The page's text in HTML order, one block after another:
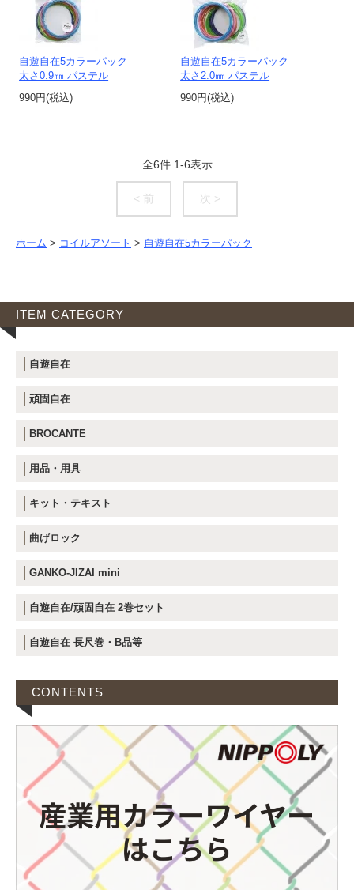
自遊自在5カラーパック
太さ0.9㎜ パステル
990円(税込)
自遊自在5カラーパック
太さ2.0㎜ パステル
990円(税込)
全6件 1-6表示
< 前 次 >
ホーム > コイルアソート > 自遊自在5カラーパック
ITEM CATEGORY
自遊自在
頑固自在
BROCANTE
用品・用具
キット・テキスト
曲げロック
GANKO-JIZAI mini
自遊自在/頑固自在 2巻セット
自遊自在 長尺巻・B品等
CONTENTS